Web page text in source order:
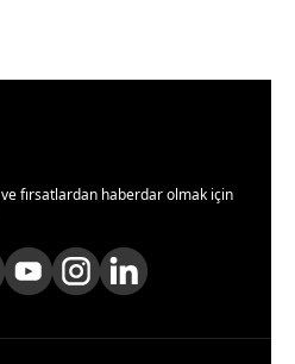
fırsatlardan haberdar olmak için